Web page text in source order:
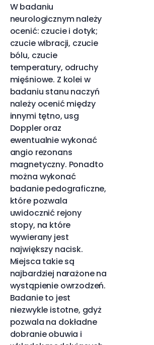
W badaniu
neurologicznym należy
ocenić: czucie i dotyk;
czucie wibracji, czucie
bólu, czucie
temperatury, odruchy
mięśniowe. Z kolei w
badaniu stanu naczyń
należy ocenić między
innymi tętno, usg
Doppler oraz
ewentualnie wykonać
angio rezonans
magnetyczny. Ponadto
można wykonać
badanie pedograficzne,
które pozwala
uwidocznić rejony
stopy, na które
wywierany jest
największy nacisk.
Miejsca takie są
najbardziej narażone na
wystąpienie owrzodzeń.
Badanie to jest
niezwykle istotne, gdyż
pozwala na dokładne
dobranie obuwia i